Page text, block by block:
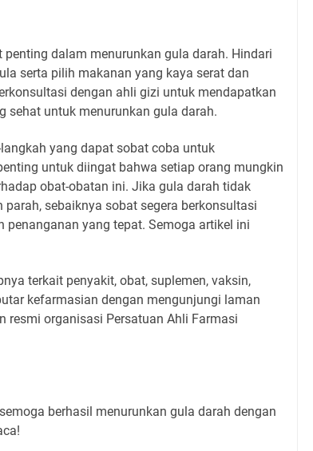
dalam menurunkan gula darah. Hindari
serta pilih makanan yang kaya serat dan
dengan ahli gizi untuk mendapatkan
sehat untuk menurunkan gula darah.
yang dapat sobat coba untuk
untuk diingat bahwa setiap orang mungkin
obat-obatan ini. Jika gula darah tidak
sebaiknya sobat segera berkonsultasi
penanganan yang tepat. Semoga artikel ini
terkait penyakit, obat, suplemen, vaksin,
kefarmasian dengan mengunjungi laman
resmi organisasi Persatuan Ahli Farmasi
berhasil menurunkan gula darah dengan